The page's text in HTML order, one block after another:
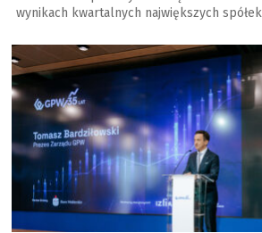
wynikach kwartalnych największych
a